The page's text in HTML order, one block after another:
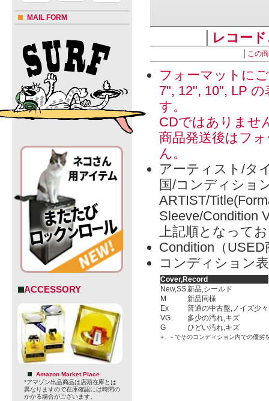
MAIL FORM
ACCESSORY
Amazon Market Place
*アマゾン出品商品は店頭在庫とは
異なりますので在庫確認には時間の
かかる場合がございます。
レコー
この
フォーマットに
7", 12", 10", LP
す。
CDではありませ
商品発送後はフ
ん。
アーティスト/タ
国/コンディショ
ARTIST/
Sleeve/Condition
上記順となって
Condition（
コンディション
Cover,Record
New,SS新品,シールド
M
新品同様
Ex
普通の中古盤,ノイズ少々
VG
多少の汚れ,キズ
G
ひどい汚れ,キズ
＋, －でそのコンディション内での優劣